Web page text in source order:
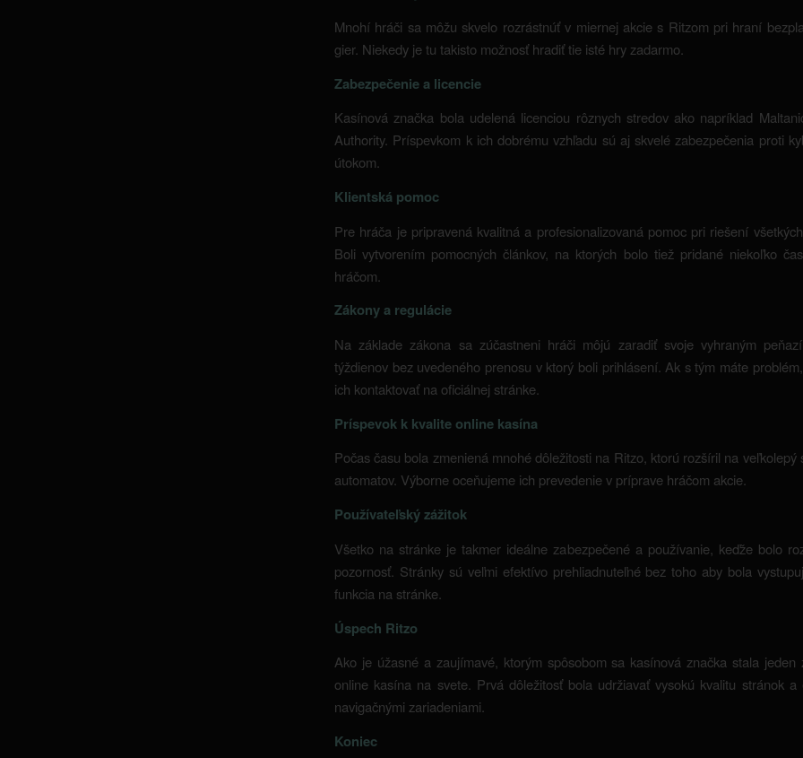
Mnohí hráči sa môžu skvelo rozrástnúť v miernej akcie s Ritzom pri hraní
gier. Niekedy je tu takisto možnosť hradiť tie isté hry zadarmo.
Zabezpečenie a licencie
Kasínová značka bola udelená licenciou rôznych stredov ako napríklad
Authority. Príspevkom k ich dobrému vzhľadu sú aj skvelé zabezpečenia proti
útokom.
Klientská pomoc
Pre hráča je pripravená kvalitná a profesionalizovaná pomoc pri riešení
Boli vytvorením pomocných článkov, na ktorých bolo tiež pridané niekoľko
hráčom.
Zákony a regulácie
Na základe zákona sa zúčastneni hráči môjú zaradiť svoje vyhraným
týždienov bez uvedeného prenosu v ktorý boli prihlásení. Ak s tým máte
ich kontaktovať na oficiálnej stránke.
Príspevok k kvalite online kasína
Počas času bola zmeniená mnohé dôležitosti na Ritzo, ktorú rozšíril na veľkolepý
automatov. Výborne oceňujeme ich prevedenie v príprave hráčom akcie.
Používateľský zážitok
Všetko na stránke je takmer ideálne zabezpečené a používanie, keďže bolo
pozornosť. Stránky sú veľmi efektívo prehliadnuteľné bez toho aby bola
funkcia na stránke.
Úspech Ritzo
Ako je úžasné a zaujímavé, ktorým spôsobom sa kasínová značka stala jeden
online kasína na svete. Prvá dôležitosť bola udržiavať vysokú kvalitu stránok a
navigačnými zariadeniami.
Koniec